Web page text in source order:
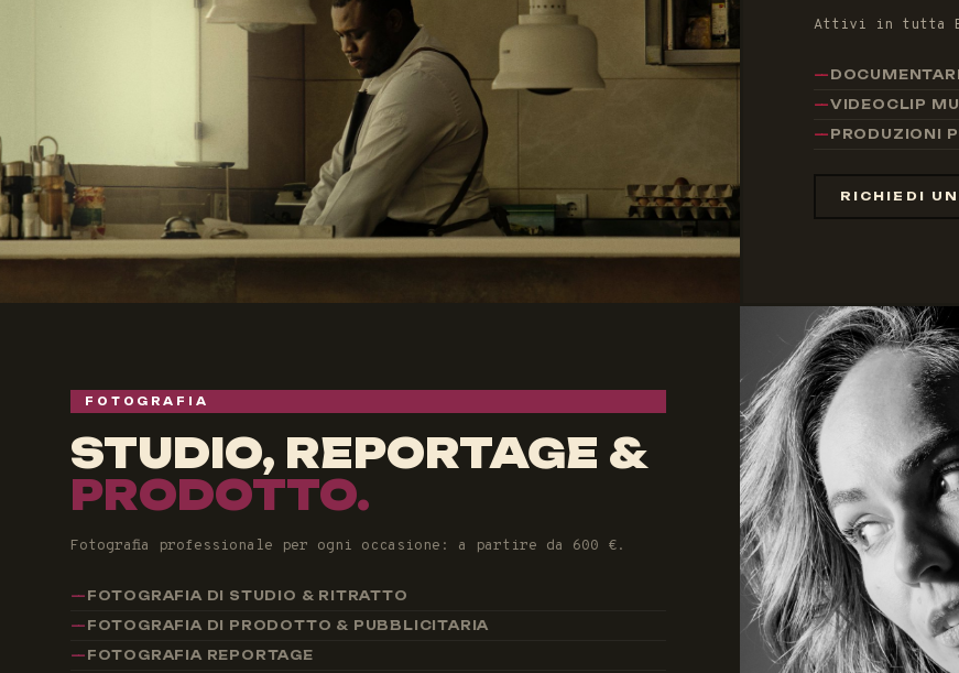
Attivi in tutta
VIDEOCLIP
PRODUZIONI
RICHIEDI
FOTOGRAFIA
STUDIO, REPORTAGE &
PRODOTTO.
Fotografia professionale per ogni occasione: a partire da 600 €.
FOTOGRAFIA DI STUDIO & RITRATTO
FOTOGRAFIA DI PRODOTTO & PUBBLICITARIA
FOTOGRAFIA REPORTAGE